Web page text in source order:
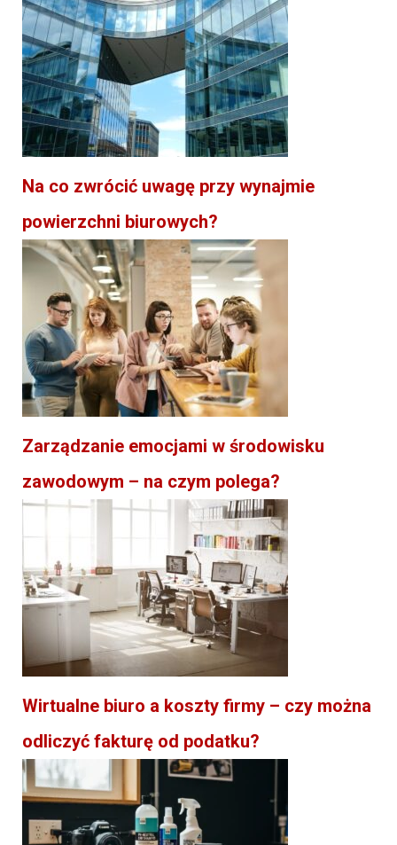
Na co zwrócić uwagę przy wynajmie
powierzchni biurowych?
Zarządzanie emocjami w środowisku
zawodowym – na czym polega?
Wirtualne biuro a koszty firmy – czy można
odliczyć fakturę od podatku?